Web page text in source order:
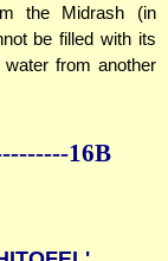
the Midrash (in
be filled with its
from another
16B